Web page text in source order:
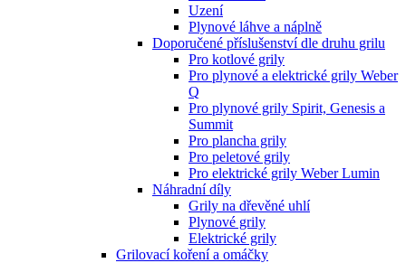
Uzení
Plynové láhve a náplně
Doporučené příslušenství dle druhu grilu
Pro kotlové grily
Pro plynové a elektrické grily Weber
Q
Pro plynové grily Spirit, Genesis a
Summit
Pro plancha grily
Pro peletové grily
Pro elektrické grily Weber Lumin
Náhradní díly
Grily na dřevěné uhlí
Plynové grily
Elektrické grily
Grilovací koření a omáčky